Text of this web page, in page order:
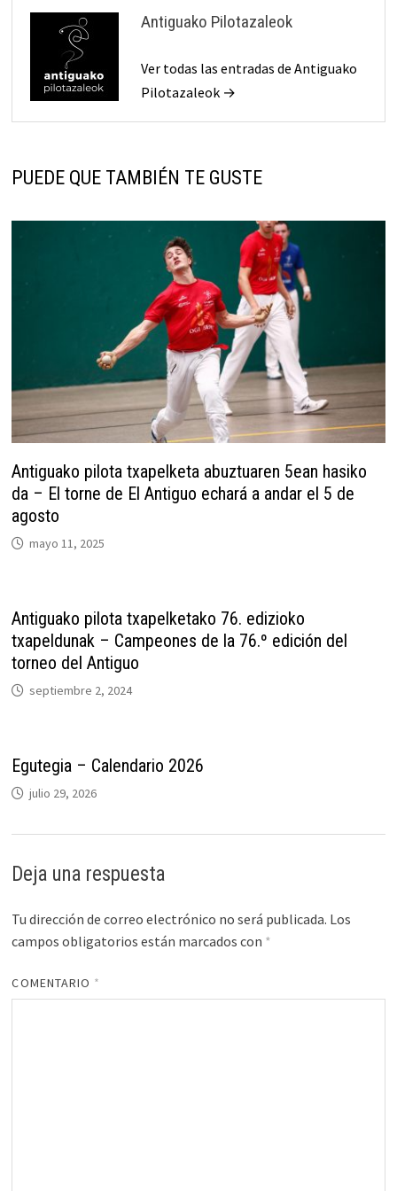
Antiguako Pilotazaleok
Ver todas las entradas de Antiguako
Pilotazaleok →
PUEDE QUE TAMBIÉN TE GUSTE
Antiguako pilota txapelketa abuztuaren 5ean hasiko
da – El torne de El Antiguo echará a andar el 5 de
agosto
mayo 11, 2025
Antiguako pilota txapelketako 76. edizioko
txapeldunak – Campeones de la 76.º edición del
torneo del Antiguo
septiembre 2, 2024
Egutegia – Calendario 2026
julio 29, 2026
Deja una respuesta
Tu dirección de correo electrónico no será publicada. Los
campos obligatorios están marcados con *
COMENTARIO *